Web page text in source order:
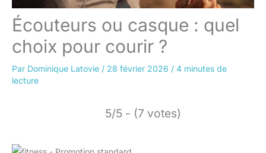
Écouteurs ou casque : quel
choix pour courir ?
Par Dominique Latovie / 28 février 2026 / 4 minutes de
lecture
5/5 - (7 votes)